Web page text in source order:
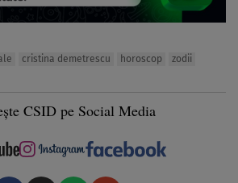
cristina demetrescu horoscop zodii
CSID pe Social Media